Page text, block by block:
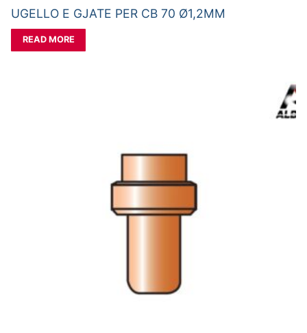
UGELLO E GJATE PER CB 70 Ø1,2MM
READ MORE